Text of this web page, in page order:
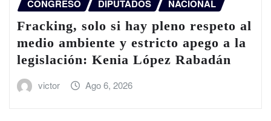
CONGRESO DIPUTADOS NACIONAL
Fracking, solo si hay pleno respeto al
medio ambiente y estricto apego a la
legislación: Kenia López Rabadán
victor Ago 6, 2026